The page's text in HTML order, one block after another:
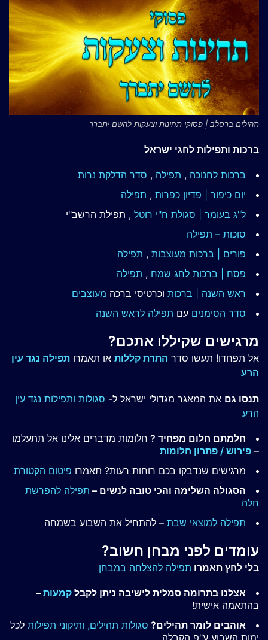
תהילים ברסלב | פסוקי תחינות וצעקות להשם יתברך
ברכות ותפילות לחגי ישראל
ברכות לחנוכה , תפילה , סדר הדלקת נרות
יום כיפור | פדיון כפרות , תפילה
ל"ג בעומר | סגולת ח"י רוטל , תפילת הרשב"י
סוכות – תפילה
פורים | ברכות מעוצבות , תפילה
פסח | ברכות לחג שמח , תפילה
ראש השנה | ברכות וכרטיסי ברכה מעוצבים
סדר הסימנים עם תפילה לראש השנה
מרגישים שקיללו אתכם?
אל תפחדו! תעשו סדר התרת קללות או תאמרו תפילה נגד עין
הרע
תנסו גם את המאגר מגדולי ישראל ל- סגולות ותפילות נגד עין
הרע
חלמתם חלום מפחיד ? חלומות מדברים אלינו אל תתעלמו
– פירוש / פתרון חלומות
מרגישים שנדבקו בכם רוחות רעות? תאמרו פיטום הקטורת
הסגולה השלימה והכי טובה לנשים – תפילה להפרשת
חלה
תפילה למוצאי שבת – להתחיל את השבוע בשמחה
עומדים לפני מבחן חשוב?
בלי לחץ תאמרו תפילה להצלחה במבחן
אצלנו בתרומה סמלית לישיבה ניתן לקבל קמעות –
בהתאמה אישית!
אוהבים לומר תהילים? סגולות תהילים, ותיקוני תפילות לכל